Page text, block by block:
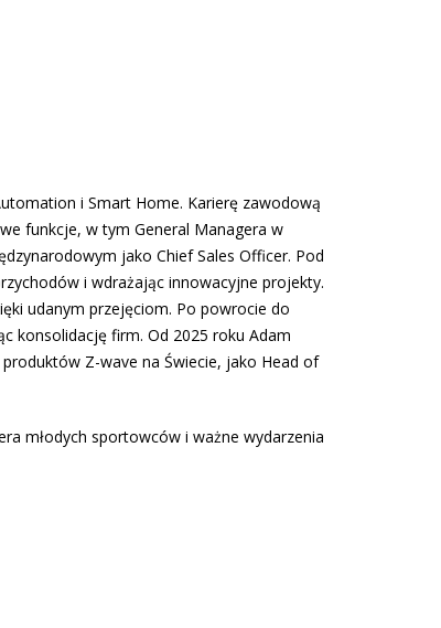
i Smart Home. Karierę zawodową
funkcje, w tym General Managera w
jako Chief Sales Officer. Pod
i wdrażając innowacyjne projekty.
udanym przejęciom. Po powrocie do
konsolidację firm. Od 2025 roku Adam
Z-wave na Świecie, jako Head of
młodych sportowców i ważne wydarzenia